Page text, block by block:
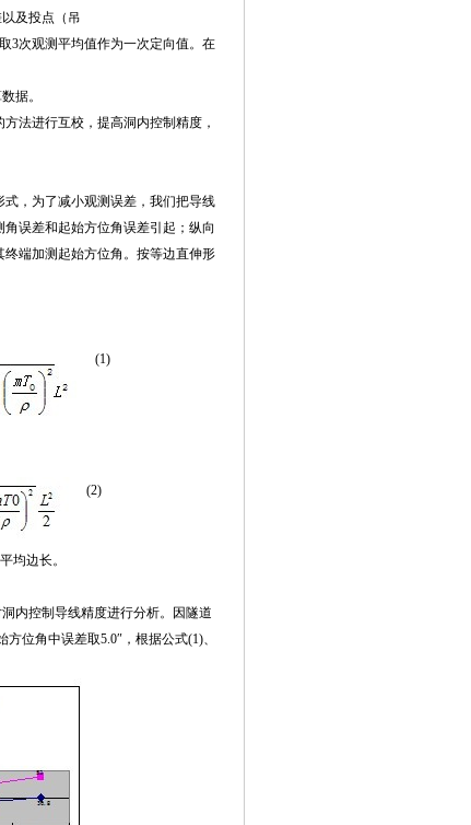
及投点（吊
3次观测平均值作为一次定向值。在
据。
法进行互校，提高洞内控制精度，
，为了减小观测误差，我们把导线
误差和起始方位角误差引起；纵向
端加测起始方位角。按等边直伸形
(1)
(2)
均边长。
内控制导线精度进行分析。因隧道
位角中误差取5.0″，根据公式(1)、